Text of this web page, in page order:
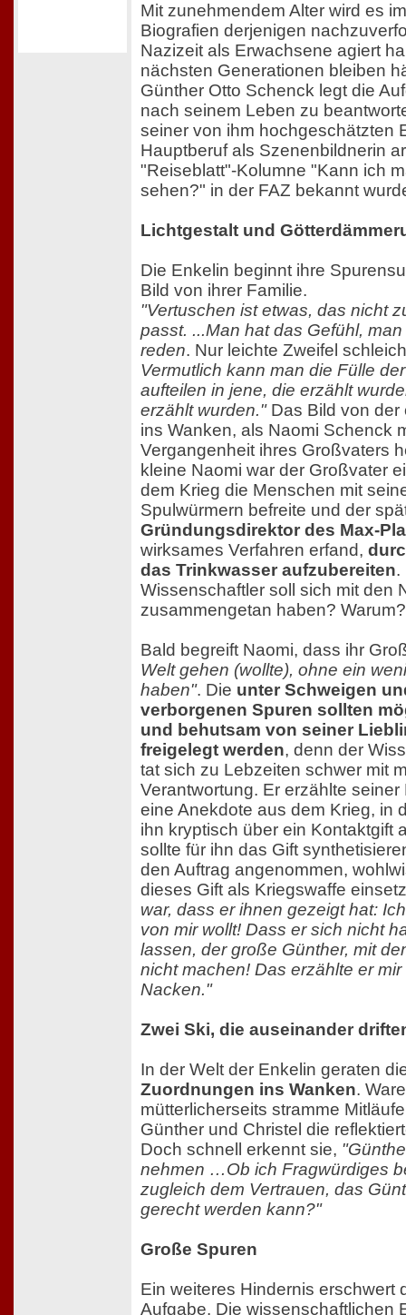
Mit zunehmendem Alter wird es
Biografien derjenigen
Nazizeit als Erwachsene agiert
nächsten Generationen bleiben
Günther Otto Schenck legt die
nach seinem Leben zu
seiner von ihm hochgeschätzten
Hauptberuf als Szenenbildnerin
"Reiseblatt"-Kolumne "Kann ich
sehen?" in der FAZ bekannt
Lichtgestalt und
Die Enkelin beginnt ihre
Bild von ihrer Familie.
"Vertuschen ist etwas, das nicht
passt. ...Man hat das Gefühl,
reden. Nur leichte Zweifel
Vermutlich kann man die Fülle
aufteilen in jene, die erzählt
erzählt wurden."Das Bild von der
ins Wanken, als Naomi Schenck
Vergangenheit ihres Großvaters
kleine Naomi war der Großvater
dem Krieg die Menschen mit
Spulwürmern befreite und der
Gründungsdirektor des Max-
wirksames Verfahren erfand,
das Trinkwasser aufzubereiten.
Wissenschaftler soll sich mit den
zusammengetan haben? Warum?
Bald begreift Naomi, dass ihr
Welt gehen (wollte), ohne ein
haben". Die unter Schweigen
verborgenen Spuren sollten
und behutsam von seiner
freigelegt werden, denn der
tat sich zu Lebzeiten schwer mit
Verantwortung. Er erzählte
eine Anekdote aus dem Krieg, in
ihn kryptisch über ein Kontaktgift
sollte für ihn das Gift
den Auftrag angenommen,
dieses Gift als Kriegswaffe
war, dass er ihnen gezeigt hat:
von mir wollt! Dass er sich nicht
lassen, der große Günther, mit
nicht machen! Das erzählte er
Nacken."
Zwei Ski, die auseinander
In der Welt der Enkelin geraten
Zuordnungen ins Wanken.
mütterlicherseits stramme
Günther und Christel die
Doch schnell erkennt sie,
nehmen …Ob ich Fragwürdiges
zugleich dem Vertrauen, das
gerecht werden kann?"
Große Spuren
Ein weiteres Hindernis erschwert
Aufgabe. Die wissenschaftlichen